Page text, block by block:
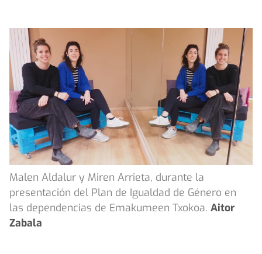
Malen Aldalur y Miren Arrieta, durante la
presentación del Plan de Igualdad de Género en
las dependencias de Emakumeen Txokoa. Aitor
Zabala